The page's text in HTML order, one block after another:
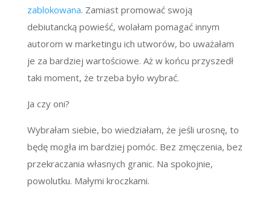
zablokowana. Zamiast promować swoją
debiutancką powieść, wolałam pomagać innym
autorom w marketingu ich utworów, bo uważałam
je za bardziej wartościowe. Aż w końcu przyszedł
taki moment, że trzeba było wybrać.
Ja czy oni?
Wybrałam siebie, bo wiedziałam, że jeśli urosnę, to
będę mogła im bardziej pomóc. Bez zmęczenia, bez
przekraczania własnych granic. Na spokojnie,
powolutku. Małymi kroczkami.